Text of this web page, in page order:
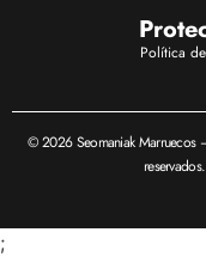
Política
© 2026 Seomaniak Marruecos
reservados.
;